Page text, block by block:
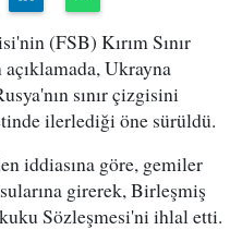
(FSB) Kırım Sınır
Ukrayna
sınır çizgisini
ilerlediği öne sürüldü.
iddiasına göre, gemiler
girerek, Birleşmiş
Sözleşmesi'ni ihlal etti.